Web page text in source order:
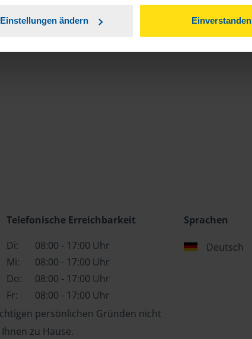
Einstellungen ändern Einverstanden
Eder
Telefonische Erreichbarkeit
Di:
08:00 - 17:00 Uhr
Mi:
08:00 - 17:00 Uhr
Do:
08:00 - 17:00 Uhr
Fr:
08:00 - 17:00 Uhr
persönlichen Gründen nicht
zu Hause.
Sprachen
Deutsch